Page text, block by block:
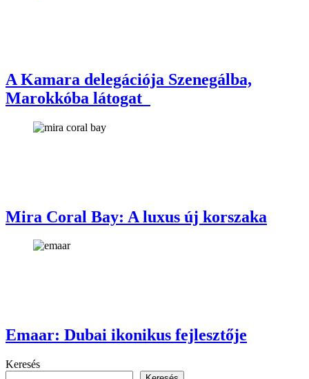
A Kamara delegációja Szenegálba,
Marokkóba látogat
Mira Coral Bay: A luxus új korszaka
Emaar: Dubai ikonikus fejlesztője
Keresés